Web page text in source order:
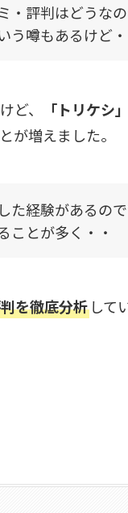
・評判はどうな
う噂もあるけど・
ど、 「トリケシ」
が増えました。
た経験があるの
ことが多く・・
を徹底分析 して